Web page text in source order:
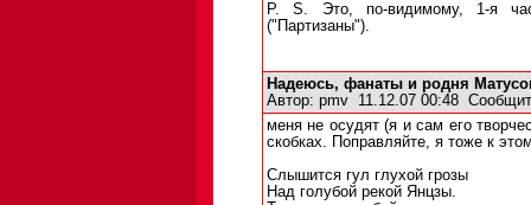
P. S. Это, по-видимому, 1-я
("Партизаны").
Надеюсь, фанаты и родня
Автор: pmv 11.12.07 00:48
меня не осудят (я и сам его
скобках. Поправляйте, я тоже к
Слышится гул глухой грозы
Над голубой рекой Янцзы.